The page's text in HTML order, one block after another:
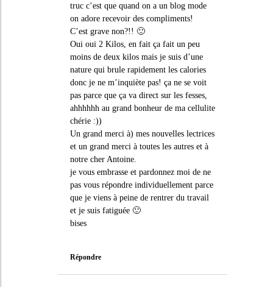
truc c’est que quand on a un blog mode
on adore recevoir des compliments!
C’est grave non?!! 🙂
Oui oui 2 Kilos, en fait ça fait un peu
moins de deux kilos mais je suis d’une
nature qui brule rapidement les calories
donc je ne m’inquiète pas! ça ne se voit
pas parce que ça va direct sur les fesses,
ahhhhhh au grand bonheur de ma cellulite
chérie :))
Un grand merci à) mes nouvelles lectrices
et un grand merci à toutes les autres et à
notre cher Antoine.
je vous embrasse et pardonnez moi de ne
pas vous répondre individuellement parce
que je viens à peine de rentrer du travail
et je suis fatiguée 🙂
bises
Répondre